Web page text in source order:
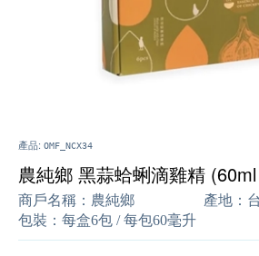
產品: OMF_NCX34
農純鄉 黑蒜蛤蜊滴雞精
商戶名稱： 農純鄉 產地：
包裝： 每盒6包 / 每包60毫升